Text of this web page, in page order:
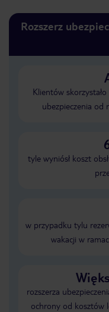
Rozszerz
Klientów
ubezpieczenia od
tyle wyniósł koszt
w przypadku tylu
wakacji w
rozszerza
ochrony od kosztów